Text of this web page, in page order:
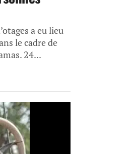
a eu lieu
le cadre de
24...